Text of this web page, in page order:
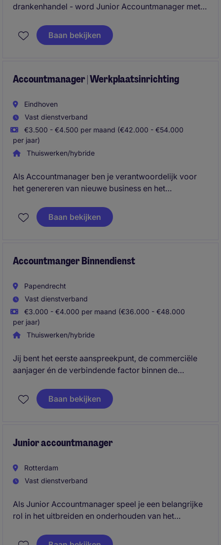
drankenhandel - word Junior Accountmanager met
klaar om je commerciële talent in te zetten op
wereldniveau? In deze rol werk je dagelijks met
handelsfunctie. Vanuit kantoor Amsterdam bouw je
Baan bekijken
Accountmanager | Werkplaatsinrichting
Eindhoven
Vast dienstverband
€3.500 - €4.500 per maand (€42.000 - €54.000
per jaar)
Thuiswerken/hybride
Als Accountmanager ben je verantwoordelijk voor
het genereren van nieuwe business en het
vrijheid om zelfstandig marktkansen te identificeren
en een sterke positie op te bouwen binnen jouw regio
Baan bekijken
Accountmanger Binnendienst
Papendrecht
Vast dienstverband
€3.000 - €4.000 per maand (€36.000 - €48.000
per jaar)
Thuiswerken/hybride
Jij bent het eerste aanspreekpunt, de commerciële
aanjager én de verbindende factor binnen de
zorg je voor tevreden klanten, signaleer je
commerciële kansen en werk je dagelijks samen met
ontdek meer!
Baan bekijken
Junior accountmanager
Rotterdam
Vast dienstverband
Als Junior Accountmanager speel je een belangrijke
rol in het uitbreiden en onderhouden van het
accountmanagers en krijgt de kans om jezelf verder